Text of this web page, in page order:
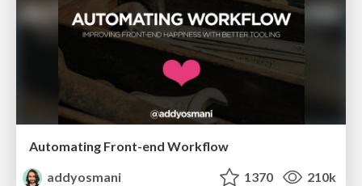
Automating Front-end Workflow
addyosmani
1370 210k